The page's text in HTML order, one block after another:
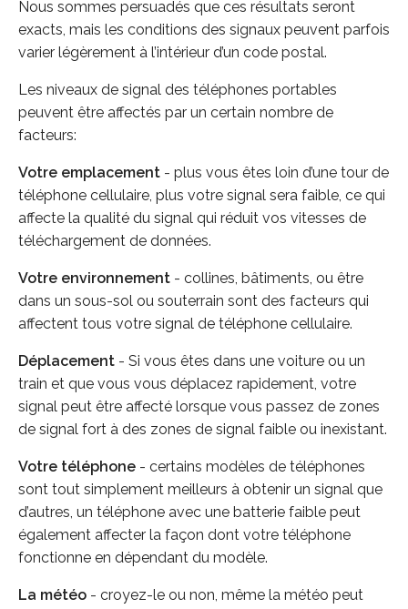
Nous sommes persuadés que ces résultats seront
exacts, mais les conditions des signaux peuvent parfois
varier légèrement à l’intérieur d’un code postal.
Les niveaux de signal des téléphones portables
peuvent être affectés par un certain nombre de
facteurs:
Votre emplacement - plus vous êtes loin d’une tour de
téléphone cellulaire, plus votre signal sera faible, ce qui
affecte la qualité du signal qui réduit vos vitesses de
téléchargement de données.
Votre environnement - collines, bâtiments, ou être
dans un sous-sol ou souterrain sont des facteurs qui
affectent tous votre signal de téléphone cellulaire.
Déplacement - Si vous êtes dans une voiture ou un
train et que vous vous déplacez rapidement, votre
signal peut être affecté lorsque vous passez de zones
de signal fort à des zones de signal faible ou inexistant.
Votre téléphone - certains modèles de téléphones
sont tout simplement meilleurs à obtenir un signal que
d’autres, un téléphone avec une batterie faible peut
également affecter la façon dont votre téléphone
fonctionne en dépendant du modèle.
La météo - croyez-le ou non, même la météo peut